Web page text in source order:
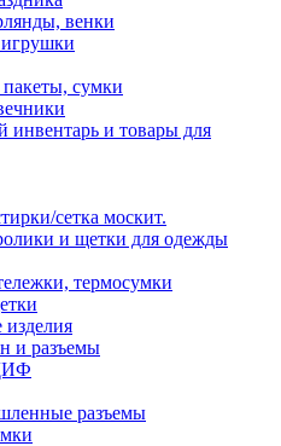
венки
сумки
инвентарь и товары для
сетка москит.
и щетки для одежды
термосумки
изделия
и разъемы
разъемы